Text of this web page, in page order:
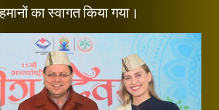
का स्वागत किया गया।